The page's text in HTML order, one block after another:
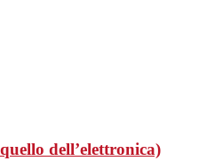
dell’elettronica)